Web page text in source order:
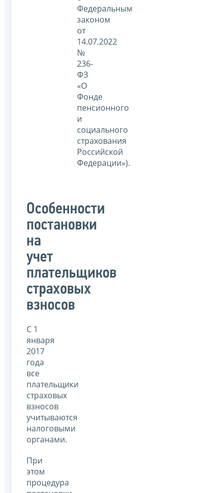
Федеральным
законом
от
14.07.2022
№
236-
ФЗ
«О
Фонде
пенсионного
и
социального
страхования
Российской
Федерации»).
Особенности
постановки
на
учет
плательщиков
страховых
взносов
С 1
января
2017
года
все
плательщики
страховых
взносов
учитываются
налоговыми
органами.
При
этом
процедура